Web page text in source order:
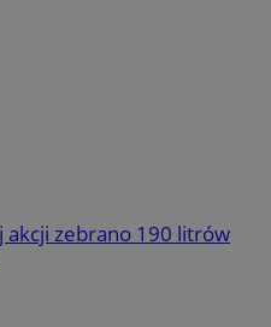
akcji zebrano 190 litrów